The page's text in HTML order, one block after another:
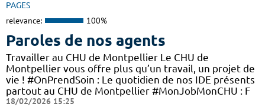
PAGES
relevance: 100%
Paroles de nos agents
Travailler au CHU de Montpellier Le CHU de
Montpellier vous offre plus qu’un travail, un projet de
vie ! #OnPrendSoin : Le quotidien de nos IDE présents
partout au CHU de Montpellier #MonJobMonCHU : F
18/02/2026 15:25